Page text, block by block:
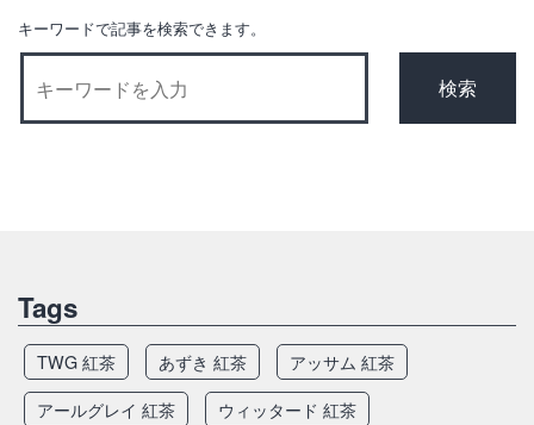
キーワードで記事を検索できます。
Tags
TWG 紅茶 あずき 紅茶
アッサム 紅茶
アールグレイ 紅茶
ウィッタード 紅茶